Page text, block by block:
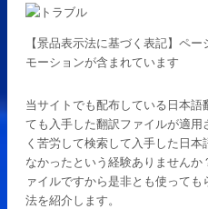
【景品表示法に基づく表記】ペ
モーションが含まれています
当サイトでも配布している日本
ても入手した翻訳ファイルが適
く苦労して検索して入手した日
なかったという経験ありません
ァイルですから是非とも使って
法を紹介します。